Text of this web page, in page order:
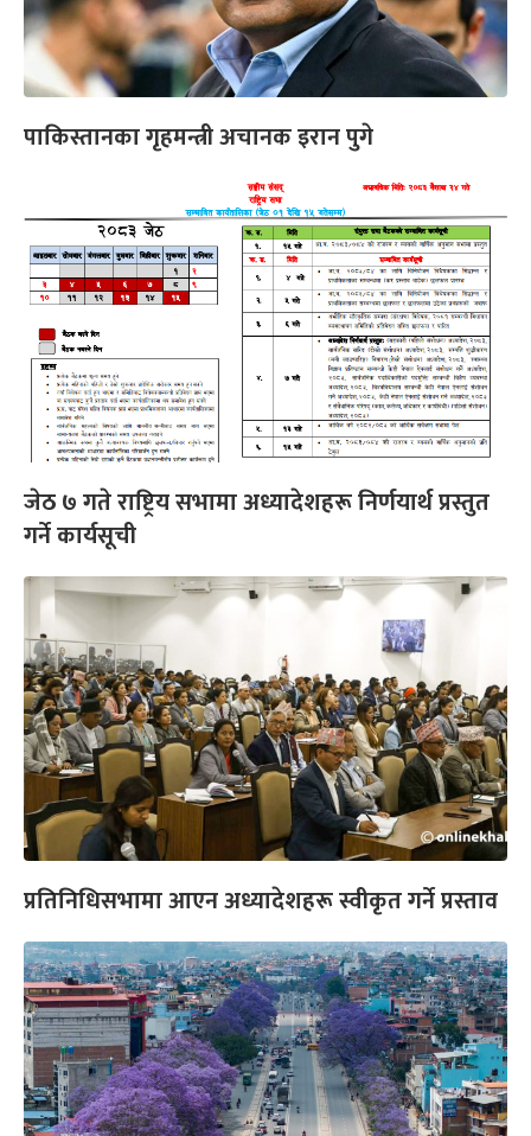
पाकिस्तानका गृहमन्त्री अचानक इरान पुगे
जेठ ७ गते राष्ट्रिय सभामा अध्यादेशहरू निर्णयार्थ प्रस्तुत
गर्ने कार्यसूची
प्रतिनिधिसभामा आएन अध्यादेशहरू स्वीकृत गर्ने प्रस्ताव